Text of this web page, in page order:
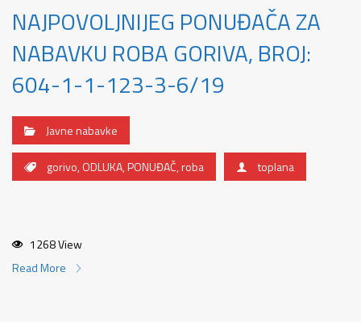
NAJPOVOLJNIJEG PONUĐAČA ZA
NABAVKU ROBA GORIVA, BROJ:
604-1-1-123-3-6/19
Javne nabavke
gorivo,ODLUKA,PONUĐAČ,roba toplana
1268 View
Read More